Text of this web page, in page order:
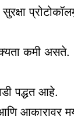
कमी असते.
पद्धत आहे.
आकारावर